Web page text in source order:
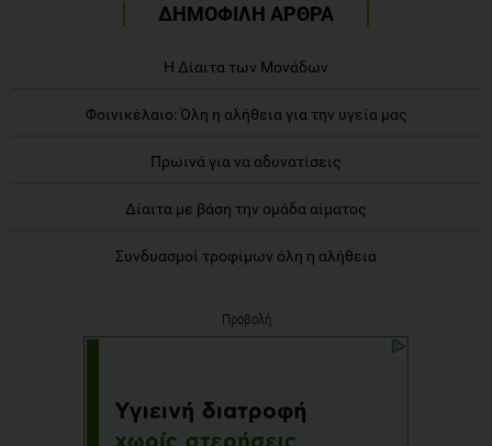
ΔΗΜΟΦΙΛΗ ΑΡΘΡΑ
Η Δίαιτα των Μονάδων
Φοινικέλαιο: Όλη η αλήθεια για την υγεία μας
Πρωινά για να αδυνατίσεις
Δίαιτα με βάση την ομάδα αίματος
Συνδυασμοί τροφίμων όλη η αλήθεια
Προβολή